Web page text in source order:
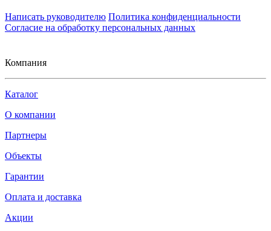
Написать руководителю Политика конфиденциальности
Согласие на обработку персональных данных
Компания
Каталог
О компании
Партнеры
Объекты
Гарантии
Оплата и доставка
Акции